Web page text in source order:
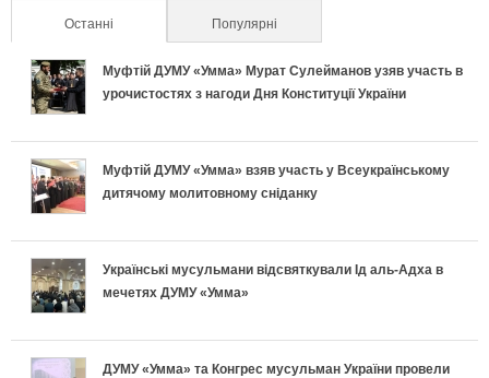
Останні (активна вкладка)Популярні
Муфтій ДУМУ «Умма» Мурат Сулейманов узяв участь в
урочистостях з нагоди Дня Конституції України
Муфтій ДУМУ «Умма» взяв участь у Всеукраїнському
дитячому молитовному сніданку
Українські мусульмани відсвяткували Ід аль-Адха в
мечетях ДУМУ «Умма»
ДУМУ «Умма» та Конгрес мусульман України провели